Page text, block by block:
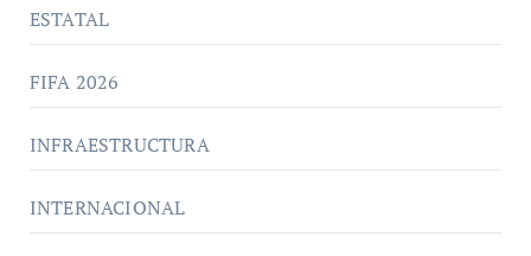
ESTATAL
FIFA 2026
INFRAESTRUCTURA
INTERNACIONAL